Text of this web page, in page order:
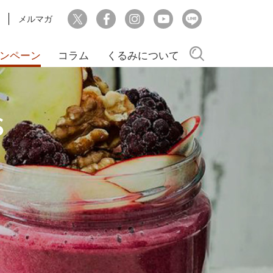
メルマガ
ペーン コラム くるみについて